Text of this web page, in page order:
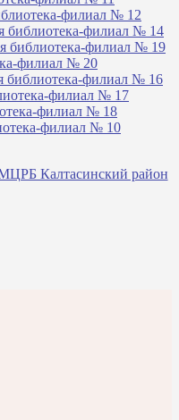
филиал № 12
библиотека-филиал № 14
библиотека-филиал № 19
филиал № 20
библиотека-филиал № 16
филиал № 17
филиал № 18
филиал № 10